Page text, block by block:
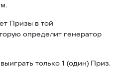
Призы в той
определит генератор
только 1 (один) Приз.